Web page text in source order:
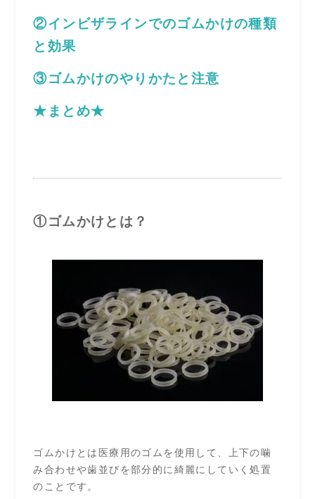
②インビザラインでのゴムかけの種類
と効果
③ゴムかけのやりかたと注意
★まとめ★
①ゴムかけとは？
ゴムかけとは医療用のゴムを使用して、上下の噛
み合わせや歯並びを部分的に綺麗にしていく処置
のことです。